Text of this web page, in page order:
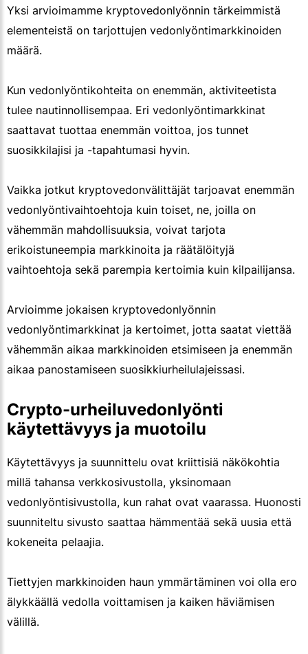
Yksi arvioimamme kryptovedonlyönnin tärkeimmistä
elementeistä on tarjottujen vedonlyöntimarkkinoiden
määrä.
Kun vedonlyöntikohteita on enemmän, aktiviteetista
tulee nautinnollisempaa. Eri vedonlyöntimarkkinat
saattavat tuottaa enemmän voittoa, jos tunnet
suosikkilajisi ja -tapahtumasi hyvin.
Vaikka jotkut kryptovedonvälittäjät tarjoavat enemmän
vedonlyöntivaihtoehtoja kuin toiset, ne, joilla on
vähemmän mahdollisuuksia, voivat tarjota
erikoistuneempia markkinoita ja räätälöityjä
vaihtoehtoja sekä parempia kertoimia kuin kilpailijansa.
Arvioimme jokaisen kryptovedonlyönnin
vedonlyöntimarkkinat ja kertoimet, jotta saatat viettää
vähemmän aikaa markkinoiden etsimiseen ja enemmän
aikaa panostamiseen suosikkiurheilulajeissasi.
Crypto-urheiluvedonlyönti
käytettävyys ja muotoilu
Käytettävyys ja suunnittelu ovat kriittisiä näkökohtia
millä tahansa verkkosivustolla, yksinomaan
vedonlyöntisivustolla, kun rahat ovat vaarassa. Huonosti
suunniteltu sivusto saattaa hämmentää sekä uusia että
kokeneita pelaajia.
Tiettyjen markkinoiden haun ymmärtäminen voi olla ero
älykkäällä vedolla voittamisen ja kaiken häviämisen
välillä.